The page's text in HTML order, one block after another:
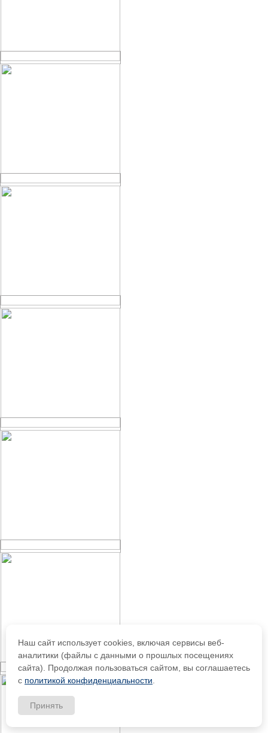
Наш сайт использует cookies, включая сервисы веб-
аналитики (файлы с данными о прошлых посещениях
сайта). Продолжая пользоваться сайтом, вы соглашаетесь
с политикой конфиденциальности
Принять